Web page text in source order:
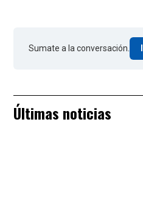
Sumate a la conversación.
Últimas noticias